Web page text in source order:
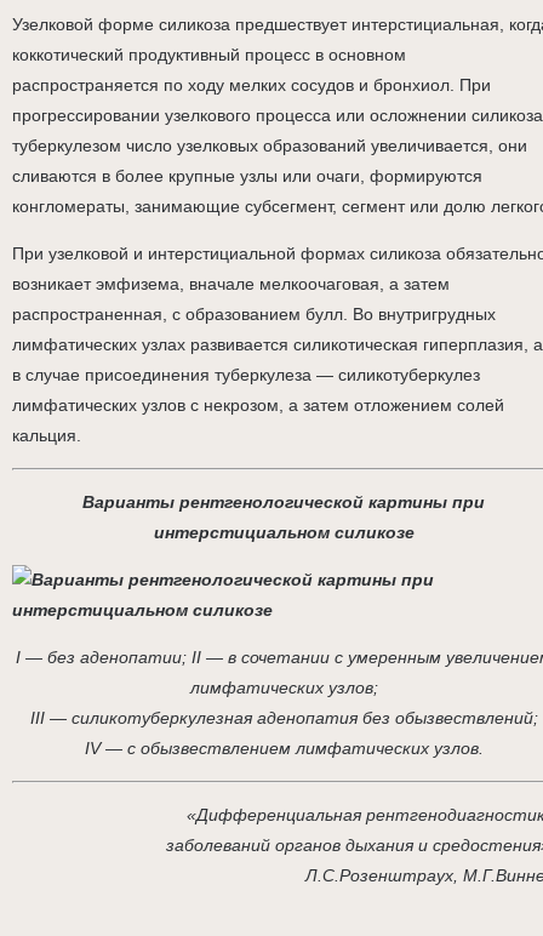
Узелковой форме силикоза предшествует интерстициальная,
коккотический продуктивный процесс в основном
распространяется по ходу мелких сосудов и бронхиол. При
прогрессировании узелкового процесса или осложнении силикоза
туберкулезом число узелковых образований увеличивается, они
сливаются в более крупные узлы или очаги, формируются
конгломераты, занимающие субсегмент, сегмент или долю
При узелковой и интерстициальной формах силикоза
возникает эмфизема, вначале мелкоочаговая, а затем
распространенная, с образованием булл. Во внутригрудных
лимфатических узлах развивается силикотическая гиперплазия, а
в случае присоединения туберкулеза — силикотуберкулез
лимфатических узлов с некрозом, а затем отложением солей
кальция.
Варианты рентгенологической картины при
интерстициальном силикозе
I — без аденопатии; II — в сочетании с умеренным
лимфатических узлов;
III — силикотуберкулезная аденопатия без обызвествлений;
IV — с обызвествлением лимфатических узлов.
«Дифференциальная
заболеваний органов дыхания и
Л.С.Розенштраух,